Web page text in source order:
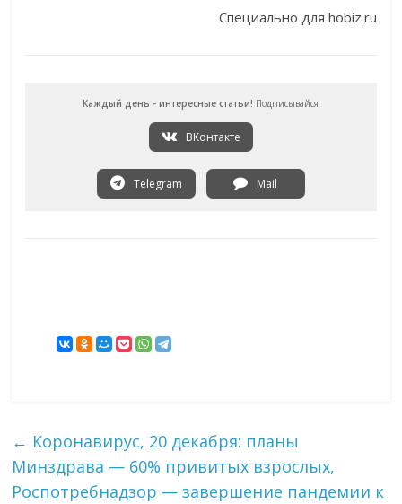
Специально для hobiz.ru
Каждый день - интересные статьи! Подписывайся
ВКонтакте
Telegram Mail
← Коронавирус, 20 декабря: планы
Минздрава — 60% привитых взрослых,
Роспотребнадзор — завершение пандемии к